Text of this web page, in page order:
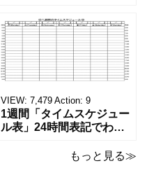
ーカーの代理店、回収業
者へおすすめ！(Excel・
Word・PDF)正しく廃棄
されたことを証明する書
類「廃棄処分証明書」の
店や家電メーカーの代理
店、回収
VIEW: 7,479 Action: 9
1週間「タイムスケジュー
ル表」24時間表記でわか
ト！A4横型ExcelやWord
もっと見る≫